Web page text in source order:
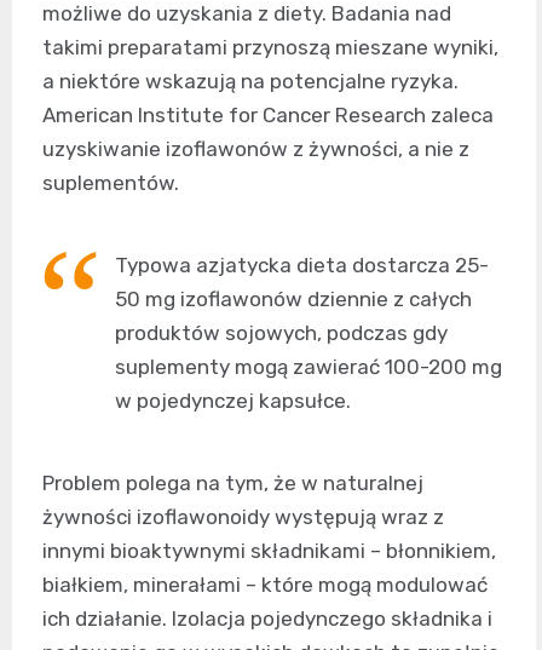
możliwe do uzyskania z diety. Badania nad
takimi preparatami przynoszą mieszane wyniki,
a niektóre wskazują na potencjalne ryzyka.
American Institute for Cancer Research zaleca
uzyskiwanie izoflawonów z żywności, a nie z
suplementów.
Typowa azjatycka dieta dostarcza 25-
50 mg izoflawonów dziennie z całych
produktów sojowych, podczas gdy
suplementy mogą zawierać 100-200 mg
w pojedynczej kapsułce.
Problem polega na tym, że w naturalnej
żywności izoflawonoidy występują wraz z
innymi bioaktywnymi składnikami – błonnikiem,
białkiem, minerałami – które mogą modulować
ich działanie. Izolacja pojedynczego składnika i